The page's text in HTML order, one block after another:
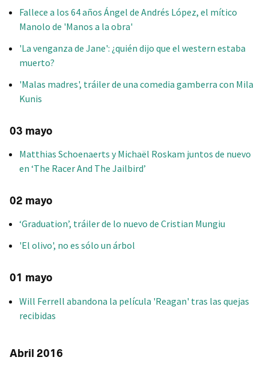
Fallece a los 64 años Ángel de Andrés López, el mítico
Manolo de 'Manos a la obra'
'La venganza de Jane': ¿quién dijo que el western estaba
muerto?
'Malas madres', tráiler de una comedia gamberra con Mila
Kunis
03 mayo
Matthias Schoenaerts y Michaël Roskam juntos de nuevo
en ‘The Racer And The Jailbird’
02 mayo
‘Graduation’, tráiler de lo nuevo de Cristian Mungiu
'El olivo', no es sólo un árbol
01 mayo
Will Ferrell abandona la película 'Reagan' tras las quejas
recibidas
Abril 2016